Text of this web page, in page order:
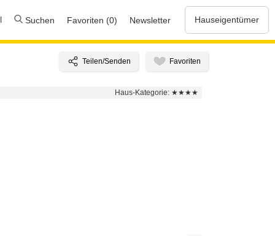
Suchen Favoriten (0) Newsletter Hauseigentümer
Haus-Kategorie: ★★★★